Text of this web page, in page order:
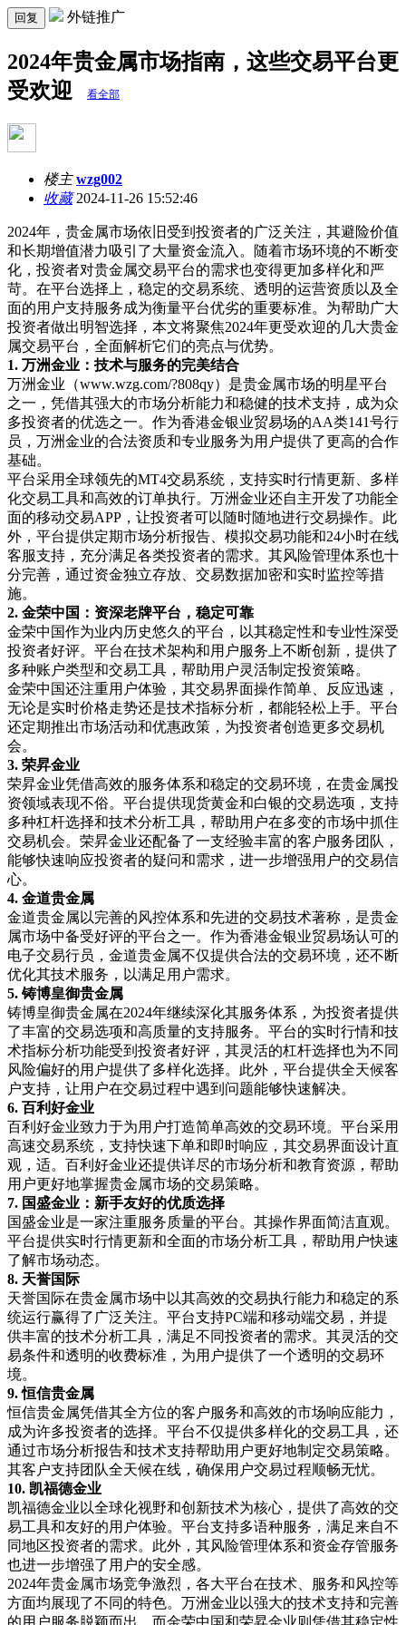
回复 外链推广
2024年贵金属市场指南，这些交易平台更
受欢迎
看全部
楼主 wzg002
收藏2024-11-26 15:52:46
2024年，贵金属市场依旧受到投资者的广泛关注，其避险价值
和长期增值潜力吸引了大量资金流入。随着市场环境的不断变
化，投资者对贵金属交易平台的需求也变得更加多样化和严
苛。在平台选择上，稳定的交易系统、透明的运营资质以及全
面的用户支持服务成为衡量平台优劣的重要标准。为帮助广大
投资者做出明智选择，本文将聚焦2024年更受欢迎的几大贵金
属交易平台，全面解析它们的亮点与优势。
1. 万洲金业：技术与服务的完美结合
万洲金业（www.wzg.com/?808qy）是贵金属市场的明星平台
之一，凭借其强大的市场分析能力和稳健的技术支持，成为众
多投资者的优选之一。作为香港金银业贸易场的AA类141号行
员，万洲金业的合法资质和专业服务为用户提供了更高的合作
基础。
平台采用全球领先的MT4交易系统，支持实时行情更新、多样
化交易工具和高效的订单执行。万洲金业还自主开发了功能全
面的移动交易APP ，让投资者可以随时随地进行交易操作。此
外，平台提供定期市场分析报告、模拟交易功能和24小时在线
客服支持，充分满足各类投资者的需求。其风险管理体系也十
分完善，通过资金独立存放、交易数据加密和实时监控等措
施。
2. 金荣中国：资深老牌平台，稳定可靠
金荣中国作为业内历史悠久的平台，以其稳定性和专业性深受
投资者好评。平台在技术架构和用户服务上不断创新，提供了
多种账户类型和交易工具，帮助用户灵活制定投资策略。
金荣中国还注重用户体验，其交易界面操作简单、反应迅速，
无论是实时价格走势还是技术指标分析，都能轻松上手。平台
还定期推出市场活动和优惠政策，为投资者创造更多交易机
会。
3. 荣昇金业
荣昇金业凭借高效的服务体系和稳定的交易环境，在贵金属投
资领域表现不俗。平台提供现货黄金和白银的交易选项，支持
多种杠杆选择和技术分析工具，帮助用户在多变的市场中抓住
交易机会。荣昇金业还配备了一支经验丰富的客户服务团队，
能够快速响应投资者的疑问和需求，进一步增强用户的交易信
心。
4. 金道贵金属
金道贵金属以完善的风控体系和先进的交易技术著称，是贵金
属市场中备受好评的平台之一。作为香港金银业贸易场认可的
电子交易行员，金道贵金属不仅提供合法的交易环境，还不断
优化其技术服务，以满足用户需求。
5. 铸博皇御贵金属
铸博皇御贵金属在2024年继续深化其服务体系，为投资者提供
了丰富的交易选项和高质量的支持服务。平台的实时行情和技
术指标分析功能受到投资者好评，其灵活的杠杆选择也为不同
风险偏好的用户提供了多样化选择。此外，平台提供全天候客
户支持，让用户在交易过程中遇到问题能够快速解决。
6. 百利好金业
百利好金业致力于为用户打造简单高效的交易环境。平台采用
高速交易系统，支持快速下单和即时响应，其交易界面设计直
观，适。百利好金业还提供详尽的市场分析和教育资源，帮助
用户更好地掌握贵金属市场的交易策略。
7. 国盛金业：新手友好的优质选择
国盛金业是一家注重服务质量的平台。其操作界面简洁直观。
平台提供实时行情更新和全面的市场分析工具，帮助用户快速
了解市场动态。
8. 天誉国际
天誉国际在贵金属市场中以其高效的交易执行能力和稳定的系
统运行赢得了广泛关注。平台支持PC端和移动端交易，并提
供丰富的技术分析工具，满足不同投资者的需求。其灵活的交
易条件和透明的收费标准，为用户提供了一个透明的交易环
境。
9.恒信贵金属
恒信贵金属凭借其全方位的客户服务和高效的市场响应能力，
成为许多投资者的选择。平台不仅提供多样化的交易工具，还
通过市场分析报告和技术支持帮助用户更好地制定交易策略。
其客户支持团队全天候在线，确保用户交易过程顺畅无忧。
10. 凯福德金业
凯福德金业以全球化视野和创新技术为核心，提供了高效的交
易工具和友好的用户体验。平台支持多语种服务，满足来自不
同地区投资者的需求。此外，其风险管理体系和资金存管服务
也进一步增强了用户的安全感。
2024年贵金属市场竞争激烈，各大平台在技术、服务和风控等
方面均展现了不同的特色。万洲金业以强大的技术支持和完善
的用户服务脱颖而出，而金荣中国和荣昇金业则凭借其稳定性